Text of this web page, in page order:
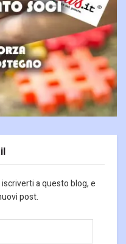
a questo blog, e
post.